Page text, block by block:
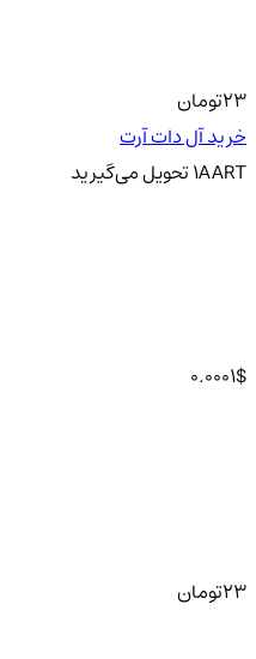
23تومان
خرید آل دات آرت
1AART تحویلمی‌گیرید
0.0001$
23تومان